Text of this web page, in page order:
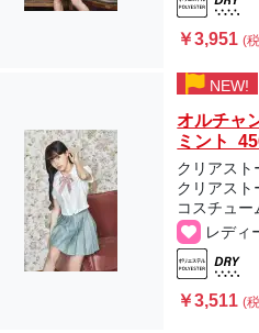
￥3,951(
NEW!
オルチャ
ミント
クリアスト
クリアスト
コスチュー
レディ
￥3,511(